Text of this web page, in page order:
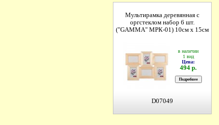
Мультирамка деревянная с
оргстеклом набор 6 шт.
("GAMMA" МРК-01) 10см х 15см
в наличии
1 вид
Цена:
494 р.
D07049